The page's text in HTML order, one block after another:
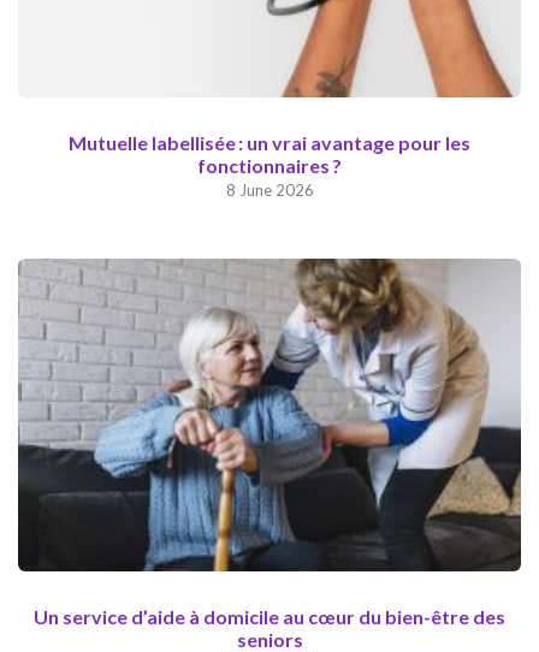
Mutuelle labellisée : un vrai avantage pour les
fonctionnaires ?
8 June 2026
Un service d’aide à domicile au cœur du bien-être des
seniors